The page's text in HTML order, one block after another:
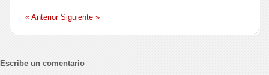
« Anterior Siguiente »
Escribe un comentario